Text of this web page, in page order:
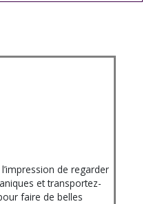
de regarder
et transportez-
faire de belles